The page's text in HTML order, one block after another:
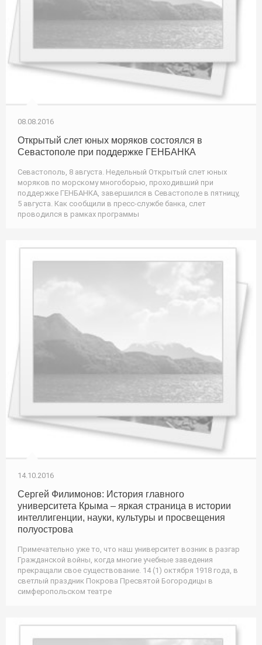
08.08.2016
Открытый слет юных моряков состоялся в
Севастополе при поддержке ГЕНБАНКА
Севастополь, 8 августа. Недельный Открытый слет юных
моряков по морскому многоборью, проходивший при
поддержке ГЕНБАНКА, завершился в Севастополе в пятницу,
5 августа. Как сообщили в пресс-службе банка, слет
проводился в рамках программы
14.10.2016
Сергей Филимонов: История главного
университета Крыма – яркая страница в истории
интеллигенции, науки, культуры и просвещения
полуострова
Примечательно уже то, что наш университет возник в разгар
Гражданской войны, когда многие учебные заведения
прекращали свое существование. 14 (1) октября 1918 года, в
светлый праздник Покрова Пресвятой Богородицы в
симферопольском театре